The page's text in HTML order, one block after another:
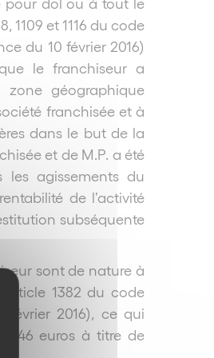
1109 et 1116 du code
du 10 février 2016)
le franchiseur a
zone géographique
franchisée et à
dans le but de la
et de M.P. a été
agissements du
de l’activité
subséquente
sont de nature à
1382 du code
février 2016), ce qui
euros à titre de